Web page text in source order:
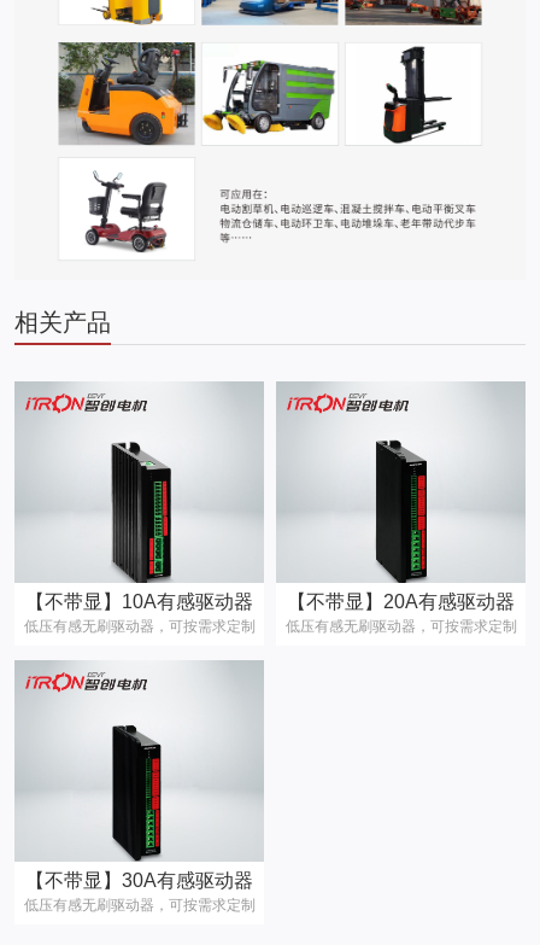
相关产品
【不带显】10A有感驱动器
低压有感无刷驱动器，可按需求定制
【不带显】20A有感驱动器
低压有感无刷驱动器，可按需求定制
【不带显】30A有感驱动器
低压有感无刷驱动器，可按需求定制